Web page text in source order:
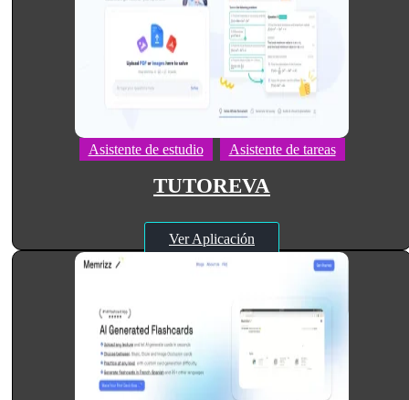
Asistente de estudio Asistente de tareas
TUTOREVA
Ver Aplicación